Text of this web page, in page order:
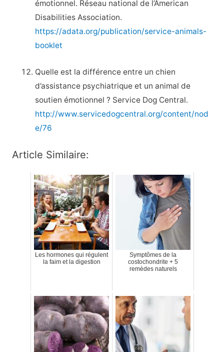
émotionnel. Réseau national de l’American
Disabilities Association.
https://adata.org/publication/service-animals-
booklet
Quelle est la différence entre un chien
d’assistance psychiatrique et un animal de
soutien émotionnel ? Service Dog Central.
http://www.servicedogcentral.org/content/nod
e/76
Article Similaire:
Les hormones qui régulent
la faim et la digestion
Symptômes de la
costochondrite + 5
remèdes naturels